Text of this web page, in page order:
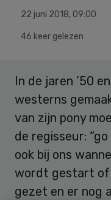
22 juni 2018, 09:00
46 keer gelezen
In de jaren ’50
westerns
van zijn pony
de regisseur:
ook bij ons
wordt gestart of
gezet en er nog